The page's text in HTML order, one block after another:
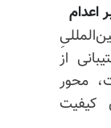
اعدام
از
محور
کیفیت